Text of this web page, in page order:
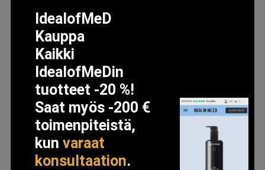
IdealofMeD
Kauppa
Kaikki
IdealofMeDin
tuotteet -20 %!
Saat myös -200 €
toimenpiteistä,
kunvaraat
konsultaation.